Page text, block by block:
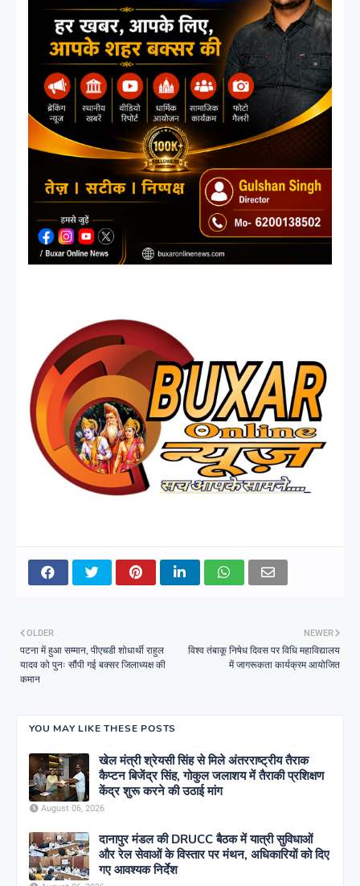
NEWER
विश्व तंबाकू निषेध दिवस पर विधि महाविद्यालय
में जागरूकता कार्यक्रम आयोजित
OLDER
पटना में हुआ सम्मान, पीएचडी शोधार्थी राहुल
यादव को पुनः सौंपी गई बक्सर जिलाध्यक्ष की
कमान
YOU MAY LIKE THESE POSTS
खेल मंत्री श्रेयसी सिंह से मिले अंतरराष्ट्रीय तैराक
कैप्टन बिजेंद्र सिंह, गोकुल जलाशय में तैराकी प्रशिक्षण
केंद्र शुरू करने की उठाई मांग
August 06, 2026
दानापुर मंडल की DRUCC बैठक में यात्री सुविधाओं
और रेल सेवाओं के विस्तार पर मंथन, अधिकारियों को दिए
गए आवश्यक निर्देश